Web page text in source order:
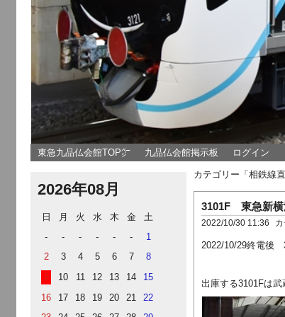
東急九品仏会館TOP㌻ 九品仏会館掲示板 ログイン
2026年08月
日 月 火 水 木 金
土
-
- - - - -
1
2
3 4 5 6 7
8
9
10 11 12 13 14
15
16
17 18 19 20 21
22
カテゴリー「相鉄線
3101F 東急新横
2022/10/30 11:36
2022/10/29終電後
出庫する3101Fは武